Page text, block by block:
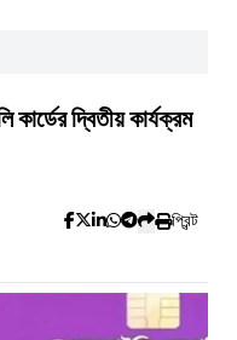
দ্বিতীয় কার্যক্রম
প্রিন্ট